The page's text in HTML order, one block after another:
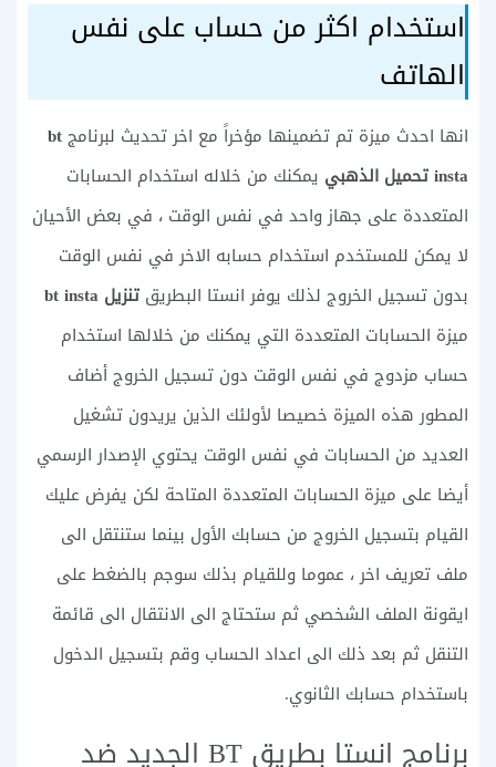
استخدام اكثر من حساب على نفس
الهاتف
انها احدث ميزة تم تضمينها مؤخراً مع اخر تحديث لبرنامجbt
insta تحميل الذهبي
يمكنك من خلاله استخدام الحسابات
المتعددة على جهاز واحد في نفس الوقت ، في بعض الأحيان
لا يمكن للمستخدم استخدام حسابه الاخر في نفس الوقت
بدون تسجيل الخروج لذلك يوفر انستا البطريق تنزيل bt insta
ميزة الحسابات المتعددة التي يمكنك من خلالها استخدام
حساب مزدوج في نفس الوقت دون تسجيل الخروج أضاف
المطور هذه الميزة خصيصا لأولئك الذين يريدون تشغيل
العديد من الحسابات في نفس الوقت يحتوي الإصدار الرسمي
أيضا على ميزة الحسابات المتعددة المتاحة لكن يفرض عليك
القيام بتسجيل الخروج من حسابك الأول بينما ستنتقل الى
ملف تعريف اخر ، عموما وللقيام بذلك سوجم بالضغط على
ايقونة الملف الشخصي ثم ستحتاج الى الانتقال الى قائمة
التنقل ثم بعد ذلك الى اعداد الحساب وقم بتسجيل الدخول
باستخدام حسابك الثانوي.
برنامج انستا بطريق BT الجديد ضد